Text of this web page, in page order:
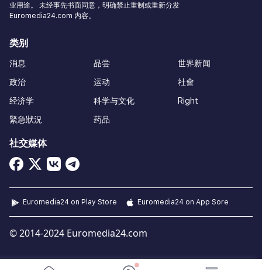
业用途。 未经事先书面同意，明确禁止重制或重新分发
Euromedia24.com 内容。
类别
消息
政治
经济学
緊急狀況
品尝
运动
科学与文化
药品
世界新闻
社會
Right
社交媒体
© 2014-2024 Euromedia24.com
Euromedia24 on Play Store Euromedia24 on App Sore